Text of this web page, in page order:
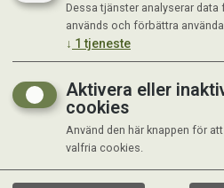
Dessa tjänster analyserar
används och förbättra
↓ 1 tjeneste
Aktivera eller
cookies
Använd den här knappen för
valfria cookies.